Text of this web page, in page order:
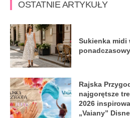
OSTATNIE ARTYKUŁY
Sukienka midi
Rajska
najgorętsze
2026
„Vaiany”